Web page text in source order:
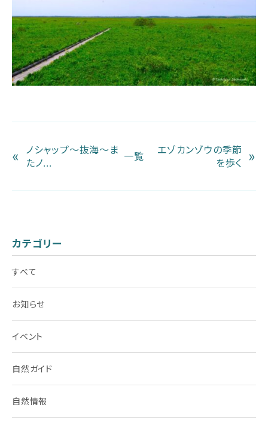
«
ノシャップ～抜海～ま
たノ...
一覧
エゾカンゾウの季節
を歩く
»
カテゴリー
すべて
お知らせ
イベント
自然ガイド
自然情報